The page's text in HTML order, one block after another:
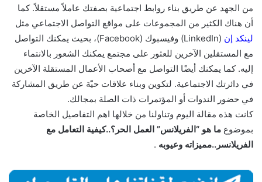
من الجهد عن طريق بناء روابط اجتماعية بصفتك عاملاً مستقلاً. كما
أن هناك الكثير من المجموعات على مواقع التواصل الاجتماعي مثل
لينكد إن
(LinkedIn) وفيسبوك (Facebook)، بحيث يمكنك التواصل
مع المستقلين الآخرين للعثور على مجتمع يمكنك الشعور بالانتماء
إليه. كما يمكنك أيضًا التواصل مع أصحاب الأعمال المستقلة الآخرين
في دائرتك الاجتماعية. لتكوين وبناء علاقات حيّة عن طريق المشاركة
في حضور الندوات أو المؤتمرات ذات الصلة بمجالك.
كانت هذه مقالة اليوم وتناولنا من خلالها اهم التفاصيل الخاصة
بموضوع ما هو “الفريلانس” العمل الحر؟..كيفية التعامل مع
الفريلانسر..مميزاته وعيوبه .